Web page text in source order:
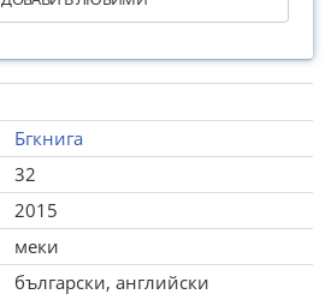
Бгкнига
32
2015
меки
български, английски